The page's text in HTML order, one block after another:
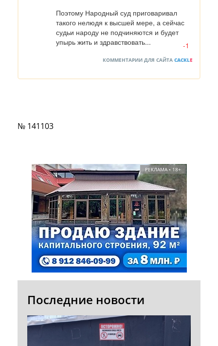
Поэтому Народный суд приговаривал
такого нелюдя к высшей мере, а сейчас
судьи народу не подчиняются и будет
упырь жить и здравствовать...
-1
КОММЕНТАРИИ ДЛЯ САЙТА CACKLE
№ 141103
РЕКЛАМА • 18+
Последние новости